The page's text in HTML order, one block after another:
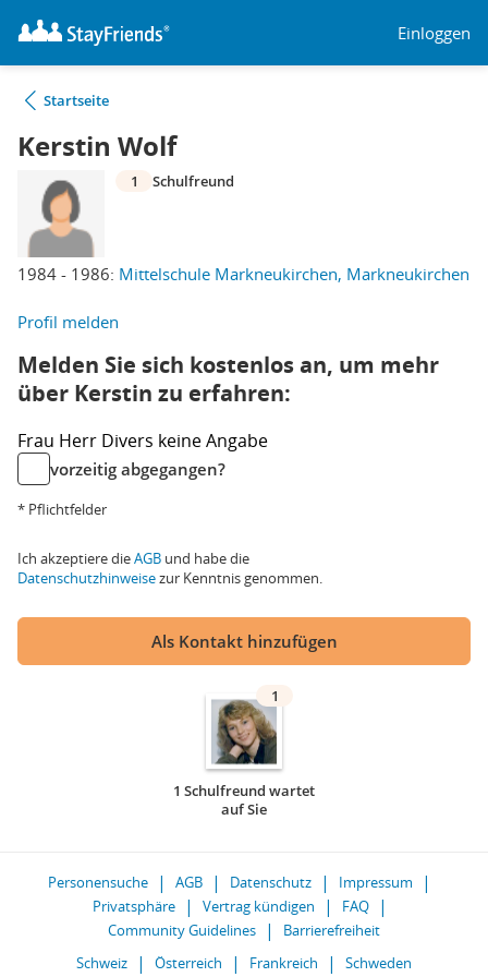
Einloggen
Startseite
Kerstin Wolf
1984 - 1986: Mittelschule Markneukirchen, Markneukirchen
1 Schulfreund
Profil melden
Melden Sie sich kostenlos an, um mehr
über Kerstin zu erfahren:
Frau Herr Divers keine Angabe
vorzeitig abgegangen?
* Pflichtfelder
Ich akzeptiere dieAGB und habe die
Datenschutzhinweisezur Kenntnis genommen.
Als Kontakt hinzufügen
1
1 Schulfreund wartet
auf Sie
Personensuche AGB Datenschutz
Impressum
Privatsphäre
Vertrag kündigen
FAQ
Community Guidelines
Barrierefreiheit
Schweiz
Österreich Frankreich Schweden